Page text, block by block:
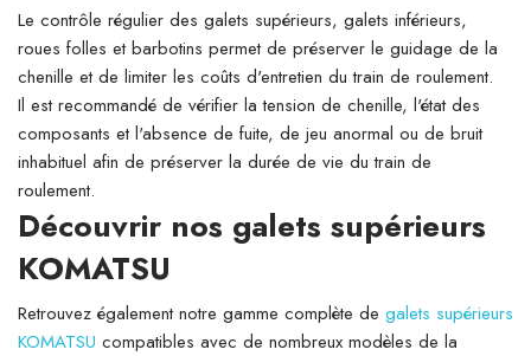
Le contrôle régulier des galets supérieurs, galets inférieurs,
roues folles et barbotins permet de préserver le guidage de la
chenille et de limiter les coûts d'entretien du train de roulement.
Il est recommandé de vérifier la tension de chenille, l'état des
composants et l'absence de fuite, de jeu anormal ou de bruit
inhabituel afin de préserver la durée de vie du train de
roulement.
Découvrir nos galets supérieurs
KOMATSU
Retrouvez également notre gamme complète de galets supérieurs
KOMATSU compatibles avec de nombreux modèles de la